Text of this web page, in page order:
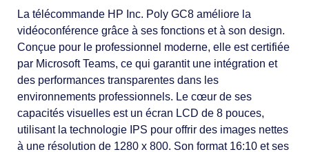
La télécommande HP Inc. Poly GC8 améliore la
vidéoconférence grâce à ses fonctions et à son design.
Conçue pour le professionnel moderne, elle est certifiée
par Microsoft Teams, ce qui garantit une intégration et
des performances transparentes dans les
environnements professionnels. Le cœur de ses
capacités visuelles est un écran LCD de 8 pouces,
utilisant la technologie IPS pour offrir des images nettes
à une résolution de 1280 x 800. Son format 16:10 et ses